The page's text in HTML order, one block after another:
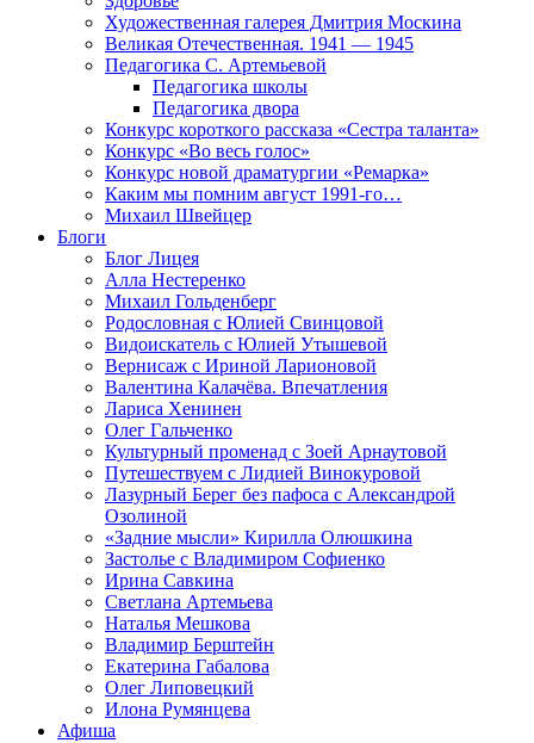
Художественная галерея Дмитрия Москина
Великая Отечественная. 1941 — 1945
Педагогика С. Артемьевой
Педагогика школы
Педагогика двора
Конкурс короткого рассказа «Сестра таланта»
Конкурс «Во весь голос»
Конкурс новой драматургии «Ремарка»
Каким мы помним август 1991-го…
Михаил Швейцер
Блоги
Блог Лицея
Алла Нестеренко
Михаил Гольденберг
Родословная с Юлией Свинцовой
Видоискатель с Юлией Утышевой
Вернисаж с Ириной Ларионовой
Валентина Калачёва. Впечатления
Лариса Хенинен
Олег Гальченко
Культурный променад с Зоей Арнаутовой
Путешествуем с Лидией Винокуровой
Лазурный Берег без пафоса с Александрой
Озолиной
«Задние мысли» Кирилла Олюшкина
Застолье с Владимиром Софиенко
Ирина Савкина
Светлана Артемьева
Наталья Мешкова
Владимир Берштейн
Екатерина Габалова
Олег Липовецкий
Илона Румянцева
Афиша